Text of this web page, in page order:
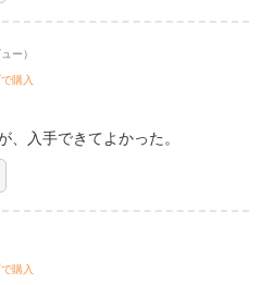
ー）
購入
、入手できてよかった。
購入